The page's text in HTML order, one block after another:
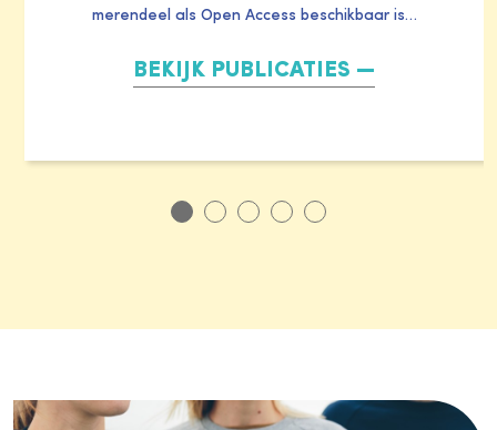
merendeel als Open Access beschikbaar is…
BEKIJK PUBLICATIES